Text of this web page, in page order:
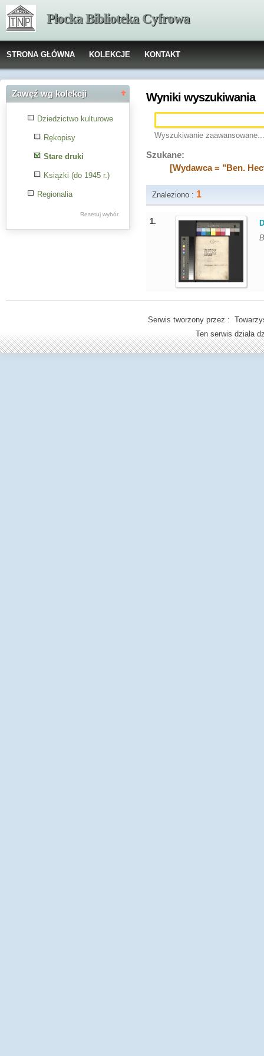
Płocka Biblioteka Cyfrowa
STRONA GŁÓWNA KOLEKCJE KONTAKT
Zawęź wg kolekcji
Dziedzictwo kulturowe
Rękopisy
Stare druki
Książki (do 1945 r.)
Regionalia
Resetuj wybór
Wyniki wyszukiwania
Wyszukiwanie zaawansowane...
Szukane:
[Wydawca = "Ben.
Znaleziono : 1
1.
Serwis tworzony przez :
Ten serwis działa